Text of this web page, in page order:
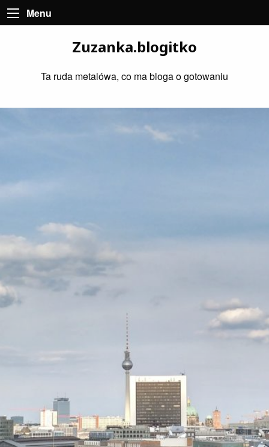
Menu
Zuzanka.blogitko
Ta ruda metalówa, co ma bloga o gotowaniu